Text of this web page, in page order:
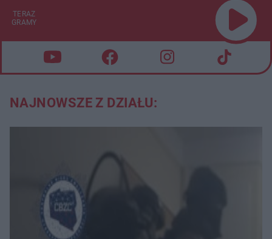
TERAZ
GRAMY
NAJNOWSZE Z DZIAŁU: